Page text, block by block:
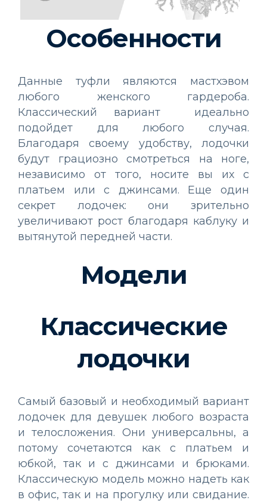
Особенности
Данные туфли являются мастхэвом
любого женского гардероба.
Классический вариант идеально
подойдет для любого случая.
Благодаря своему удобству, лодочки
будут грациозно смотреться на ноге,
независимо от того, носите вы их с
платьем или с джинсами. Еще один
секрет лодочек: они зрительно
увеличивают рост благодаря каблуку и
вытянутой передней части.
Модели
Классические
лодочки
Самый базовый и необходимый вариант
лодочек для девушек любого возраста
и телосложения. Они универсальны, а
потому сочетаются как с платьем и
юбкой, так и с джинсами и брюками.
Классическую модель можно надеть как
в офис, так и на прогулку или свидание.